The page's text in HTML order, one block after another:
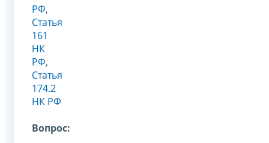
РФ,
Статья
161
НК
РФ,
Статья
174.2
НК РФ
Вопрос: